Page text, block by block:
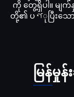
ကို တွေ့ရှိပါ။ မျက်
တို့၏ ပণုပြီးသော
မြန်မှု